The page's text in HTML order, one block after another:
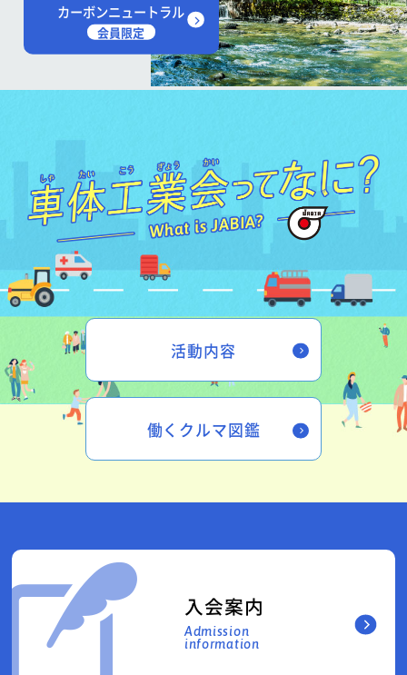
カーボンニュートラル
会員限定
活動内容
働くクルマ図鑑
入会案内
Admission
information